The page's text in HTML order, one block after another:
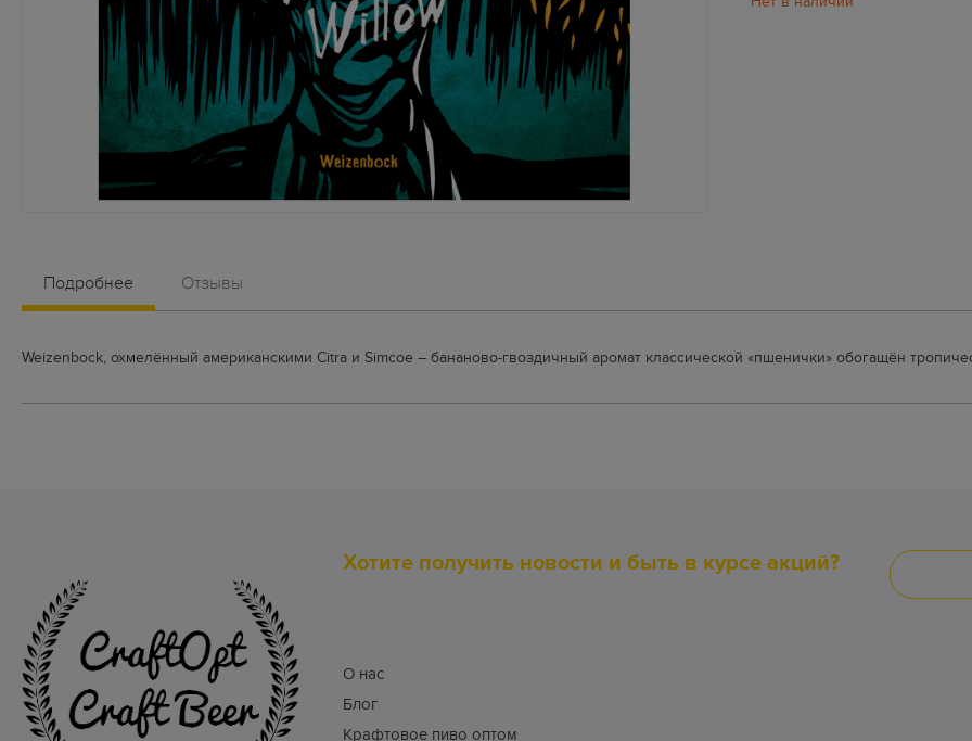
Подробнее Отзывы
Weizenbock, охмелённый американскими Citra и Simcoe – бананово-гвоздичный аромат классической «пшенички» обогащён
Хотите получить новости и быть в курсе акций?
О нас
Блог
Крафтовое пиво оптом